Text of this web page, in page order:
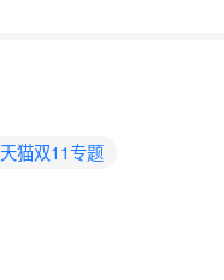
天猫双11专题